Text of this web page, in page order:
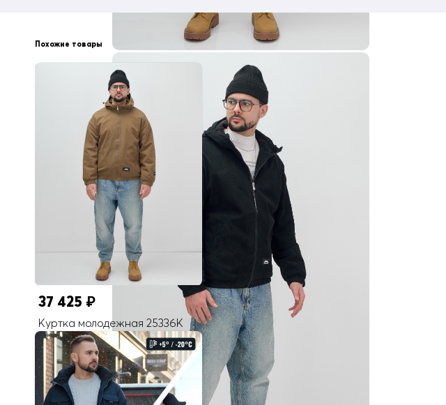
Рисунок
Однотонный/Логотип
Фиксаторы
На капюшоне
Длина подола
Укороченная
Внутренние карманы
Есть
Длина одежды
до бедра
Коллекция
Осень-зима 2024
Покрой
На резинке/Прямой/Свободный
Тип рукава
На резинке длинный
Не съемный
Внутренние швы
Прошиты
Комплектация
Куртка/Капюшон
Похожие товары
37 425 ₽
Куртка молодежная 25336K